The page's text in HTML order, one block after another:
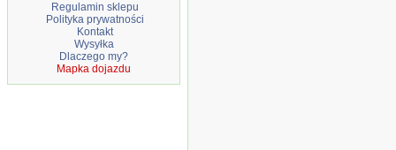
Regulamin sklepu
Polityka prywatności
Kontakt
Wysyłka
Dlaczego my?
Mapka dojazdu